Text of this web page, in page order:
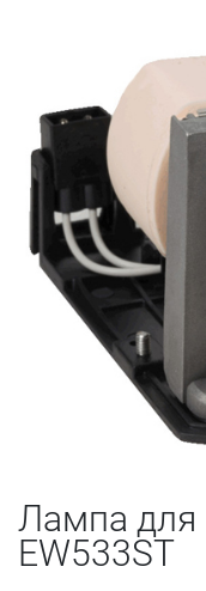
Лампа для
EW533ST